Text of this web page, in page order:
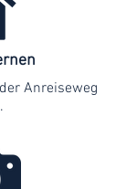
Anreiseweg